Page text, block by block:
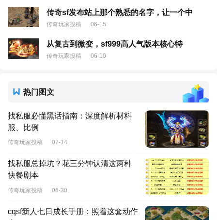
传奇sf发布站上那个熟悉的名字，让一个中
传奇玩家投稿 06-15
从复古到微变，sf999高人气版本核心特
传奇玩家投稿 06-10
热门图文
找私服必懂黑话指南：深度解析材料
服、比例
传奇玩家投稿 07-14
找私服总掉坑？花三分钟认清这两种
快餐剧本
传奇玩家投稿 06-30
cqsf新人七日成长手册：照着这套动作